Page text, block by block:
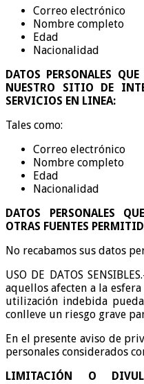
Correo electrónico
Nombre completo
Edad
Nacionalidad
DATOS PERSONALES
NUESTRO SITIO DE
SERVICIOS EN LINEA:
Tales como:
Correo electrónico
Nombre completo
Edad
Nacionalidad
DATOS PERSONALES
OTRAS FUENTES
No recabamos sus datos
USO DE DATOS
aquellos afecten a la
utilización indebida
conlleve un riesgo grave
En el presente aviso de
personales considerados
LIMITACIÓN O